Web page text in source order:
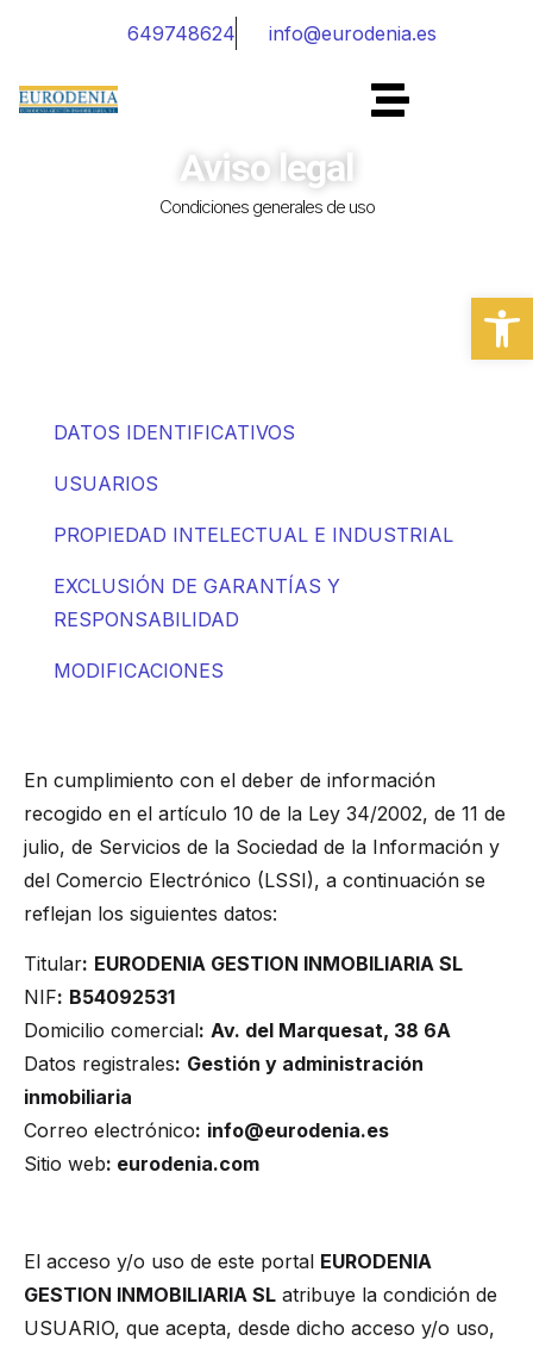
Abrir
649748624 info@eurodenia.es
Aviso legal
Condiciones generales de uso
DATOS IDENTIFICATIVOS
USUARIOS
PROPIEDAD INTELECTUAL E INDUSTRIAL
EXCLUSIÓN DE GARANTÍAS Y
RESPONSABILIDAD
MODIFICACIONES
En cumplimiento con el deber de información
recogido en el artículo 10 de la Ley 34/2002, de 11 de
julio, de Servicios de la Sociedad de la Información y
del Comercio Electrónico (LSSI), a continuación se
reflejan los siguientes datos:
Titular: EURODENIA GESTION INMOBILIARIA SL
NIF: B54092531
Domicilio comercial: Av. del Marquesat, 38 6A
Datos registrales: Gestión y administración
inmobiliaria
Correo electrónico: info@eurodenia.es
Sitio web: eurodenia.com
El acceso y/o uso de este portal EURODENIA
GESTION INMOBILIARIA SL atribuye la condición de
USUARIO, que acepta, desde dicho acceso y/o uso,